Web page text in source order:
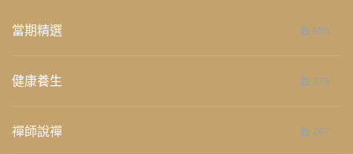
當期精選 658
健康養生 276
禪師說禪 267